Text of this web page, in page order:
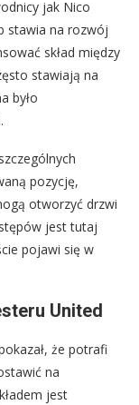
jak Nico
stawia na rozwój
skład między
stawiają na
było
pozycję,
otworzyć drzwi
jest tutaj
pojawi się w
United
że potrafi
na
jest